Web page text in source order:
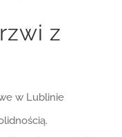
z
w Lublinie